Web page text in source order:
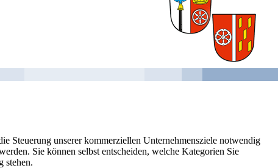
Steuerung unserer kommerziellen Unternehmensziele notwendig
Sie können selbst entscheiden, welche Kategorien Sie
stehen.